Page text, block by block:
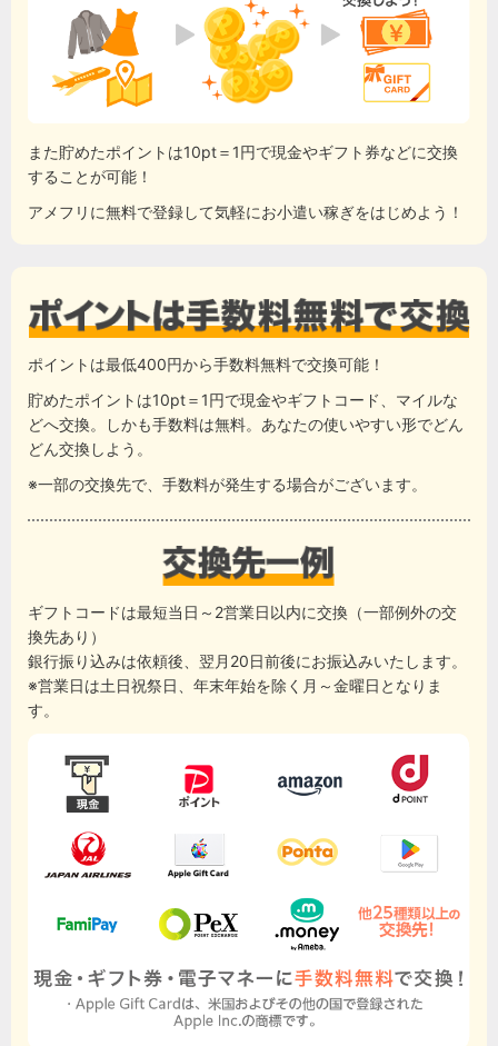
また貯めたポイントは10pt＝1円で現金やギフト券などに交換
することが可能！
アメフリに無料で登録して気軽にお小遣い稼ぎをはじめよう！
ポイントは最低400円から手数料無料で交換可能！
貯めたポイントは10pt＝1円で現金やギフトコード、マイルな
どへ交換。しかも手数料は無料。あなたの使いやすい形でどん
どん交換しよう。
※一部の交換先で、手数料が発生する場合がございます。
ギフトコードは最短当日～2営業日以内に交換（一部例外の交
換先あり）
銀行振り込みは依頼後、翌月20日前後にお振込みいたします。
※営業日は土日祝祭日、年末年始を除く月～金曜日となりま
す。